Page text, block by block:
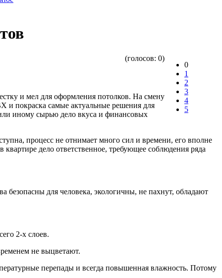
0
1
2
3
4
5
(голосов: 0)
и мел для оформления потолков. На смену
и покраска самые актуальные решения для
иному сырью дело вкуса и финансовых
процесс не отнимает много сил и времени, его вполне
дело ответственное, требующее соблюдения ряда
безопасны для человека, экологичны, не пахнут, обладают
2-х слоев.
не выцветают.
перепады и всегда повышенная влажность. Потому